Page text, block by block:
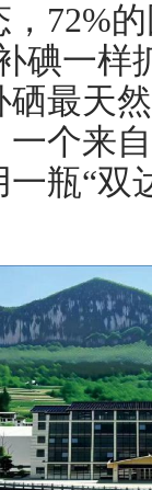
72%
碘一样
最天
一个来
瓶“双